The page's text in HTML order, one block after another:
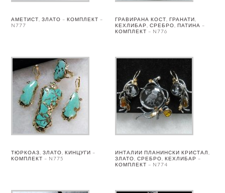
АМЕТИСТ, ЗЛАТО – КОМПЛЕКТ –
N777
ГРАВИРАНА КОСТ, ГРАНАТИ,
КЕХЛИБАР, СРЕБРО, ПАТИНА –
КОМПЛЕКТ – N776
ТЮРКОАЗ, ЗЛАТО, КИНЦУГИ –
КОМПЛЕКТ – N775
ИНТАЛИИ ПЛАНИНСКИ КРИСТАЛ,
ЗЛАТО, СРЕБРО, КЕХЛИБАР –
КОМПЛЕКТ – N774